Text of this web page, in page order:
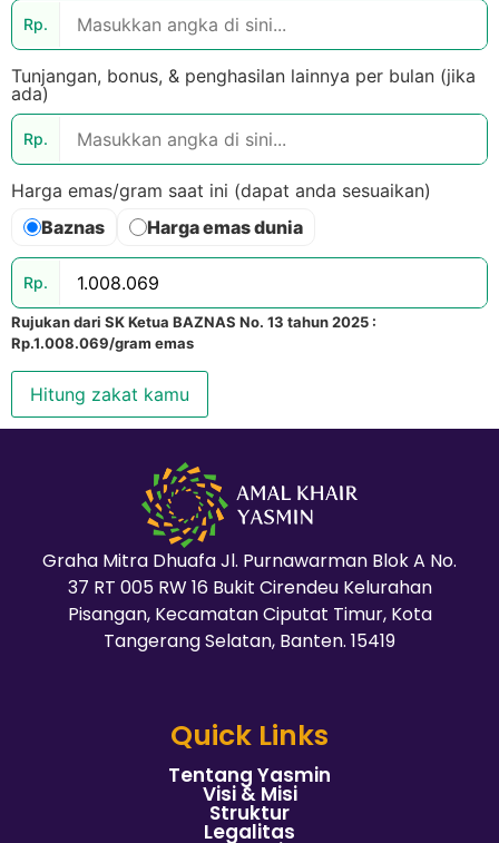
Rp.
Tunjangan, bonus, & penghasilan lainnya per bulan (jika
ada)
Rp.
Harga emas/gram saat ini (dapat anda sesuaikan)
Baznas
Harga emas dunia
Rp.
Rujukan dari SK Ketua BAZNAS No. 13 tahun 2025 :
Rp.1.008.069/gram emas
Hitung zakat kamu
Graha Mitra Dhuafa Jl. Purnawarman Blok A No.
37 RT 005 RW 16 Bukit Cirendeu Kelurahan
Pisangan, Kecamatan Ciputat Timur, Kota
Tangerang Selatan, Banten. 15419
Quick Links
Tentang Yasmin
Visi & Misi
Struktur
Legalitas